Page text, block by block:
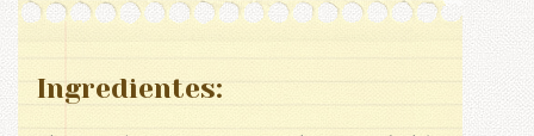
Ingredientes: